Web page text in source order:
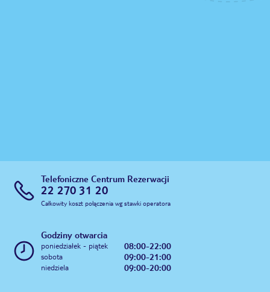
Telefoniczne Centrum Rezerwacji
22 270 31 20
Całkowity koszt połączenia wg stawki operatora
Godziny otwarcia
poniedziałek - piątek 08:00-22:00
sobota 09:00-21:00
niedziela 09:00-20:00